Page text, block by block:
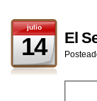
julio
14 El